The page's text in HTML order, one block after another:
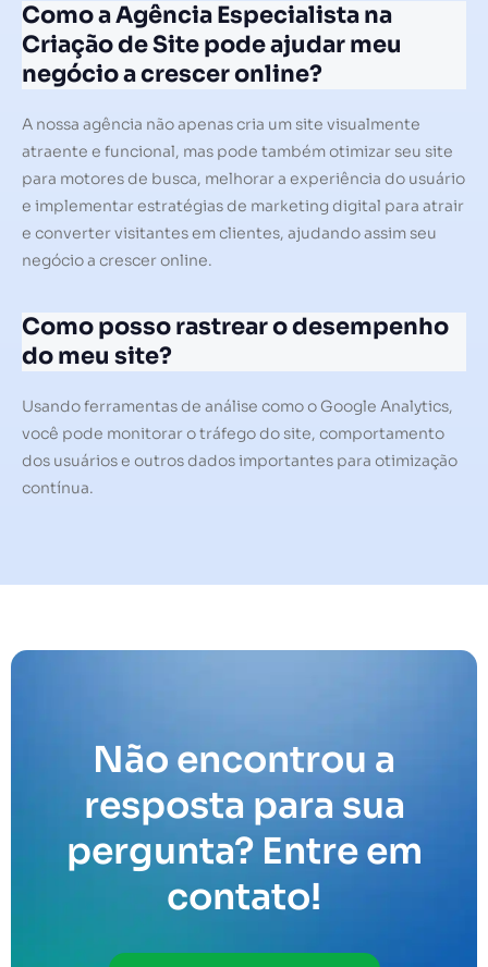
Como a Agência Especialista na
Criação de Site pode ajudar meu
negócio a crescer online?
A nossa agência não apenas cria um site visualmente
atraente e funcional, mas pode também otimizar seu site
para motores de busca, melhorar a experiência do usuário
e implementar estratégias de marketing digital para atrair
e converter visitantes em clientes, ajudando assim seu
negócio a crescer online.
Como posso rastrear o desempenho
do meu site?
Usando ferramentas de análise como o Google Analytics,
você pode monitorar o tráfego do site, comportamento
dos usuários e outros dados importantes para otimização
contínua.
Não encontrou a
resposta para sua
pergunta? Entre em
contato!